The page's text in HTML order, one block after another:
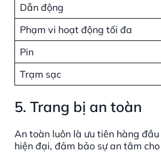
Dẫn động
Phạm vi hoạt động tối đa
Pin
Trạm sạc
5. Trang bị an toàn
An toàn luôn là ưu tiên hàng
hiện đại, đảm bảo sự an tâm